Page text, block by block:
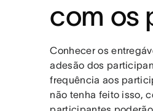
com os
Conhecer os
adesão dos
frequência aos
não tenha feito isso,